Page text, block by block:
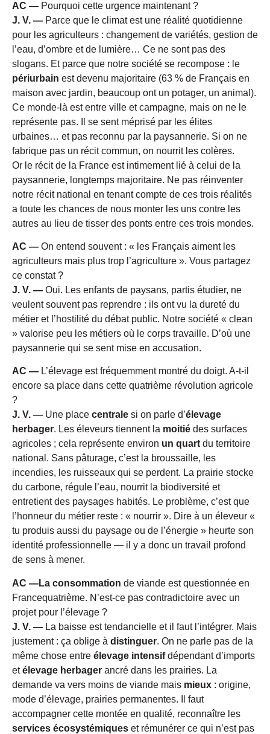
AC — Pourquoi cette urgence maintenant ?
J. V. — Parce que le climat est une réalité quotidienne
pour les agriculteurs : changement de variétés, gestion de
l’eau, d’ombre et de lumière… Ce ne sont pas des
slogans. Et parce que notre société se recompose : le
périurbain est devenu majoritaire (63 % de Français en
maison avec jardin, beaucoup ont un potager, un animal).
Ce monde-là est entre ville et campagne, mais on ne le
représente pas. Il se sent méprisé par les élites
urbaines… et pas reconnu par la paysannerie. Si on ne
fabrique pas un récit commun, on nourrit les colères.
Or le récit de la France est intimement lié à celui de la
paysannerie, longtemps majoritaire. Ne pas réinventer
notre récit national en tenant compte de ces trois réalités
a toute les chances de nous monter les uns contre les
autres au lieu de tisser des ponts entre ces trois mondes.
AC — On entend souvent : « les Français aiment les
agriculteurs mais plus trop l’agriculture ». Vous partagez
ce constat ?
J. V. — Oui. Les enfants de paysans, partis étudier, ne
veulent souvent pas reprendre : ils ont vu la dureté du
métier et l’hostilité du débat public. Notre société « clean
» valorise peu les métiers où le corps travaille. D’où une
paysannerie qui se sent mise en accusation.
AC — L’élevage est fréquemment montré du doigt. A-t-il
encore sa place dans cette quatrième révolution agricole
?
J. V. — Une place centrale si on parle d’élevage
herbager. Les éleveurs tiennent la moitié des surfaces
agricoles ; cela représente environ un quartdu territoire
national. Sans pâturage, c’est la broussaille, les
incendies, les ruisseaux qui se perdent. La prairie stocke
du carbone, régule l’eau, nourrit la biodiversité et
entretient des paysages habités. Le problème, c’est que
l’honneur du métier reste : « nourrir ». Dire à un éleveur «
tu produis aussi du paysage ou de l’énergie » heurte son
identité professionnelle — il y a donc un travail profond
de sens à mener.
AC —La consommation de viande est questionnée en
Francequatrième. N’est-ce pas contradictoire avec un
projet pour l’élevage ?
J. V. — La baisse est tendancielle et il faut l’intégrer. Mais
justement : ça oblige à distinguer. On ne parle pas de la
même chose entre élevage intensifdépendant d’imports
etélevage herbager ancré dans les prairies. La
demande va vers moins de viande mais mieux : origine,
mode d’élevage, prairies permanentes. Il faut
accompagner cette montée en qualité, reconnaître les
services écosystémiques et rémunérer ce qui n’est pas